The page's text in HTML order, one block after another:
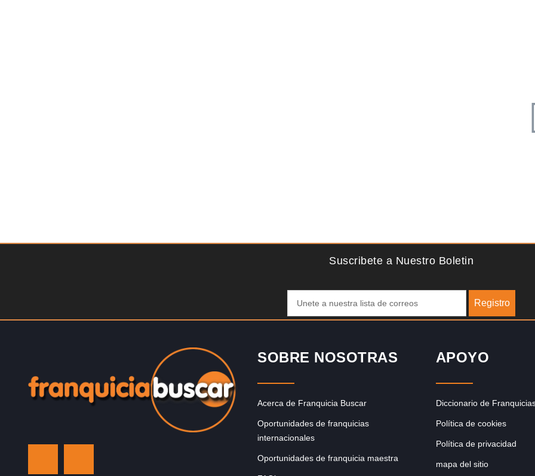
1976, Eye Level ha…
involucrar a…
Suscribete a Nuestro Boletin
Registro
SOBRE NOSOTRAS
Acerca de Franquicia Buscar
Oportunidades de franquicias
internacionales
Oportunidades de franquicia maestra
APOYO
Diccionario de
Política de cookies
Política de privacidad
mapa del sitio